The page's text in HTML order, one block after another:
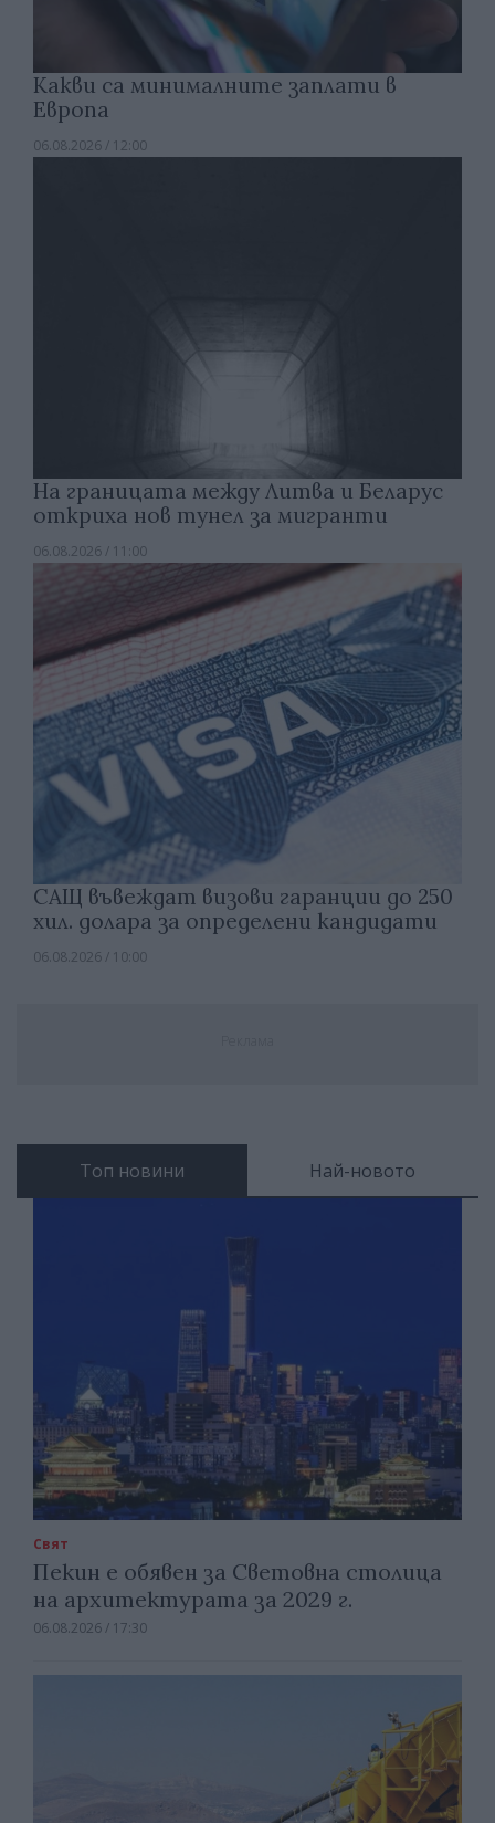
Какви са минималните заплати в
Европа
06.08.2026 / 12:00
На границата между Литва и Беларус
откриха нов тунел за мигранти
06.08.2026 / 11:00
САЩ въвеждат визови гаранции до 250
хил. долара за определени кандидати
06.08.2026 / 10:00
Топ новини Най-новото
Свят
Пекин е обявен за Световна столица
на архитектурата за 2029 г.
06.08.2026 / 17:30